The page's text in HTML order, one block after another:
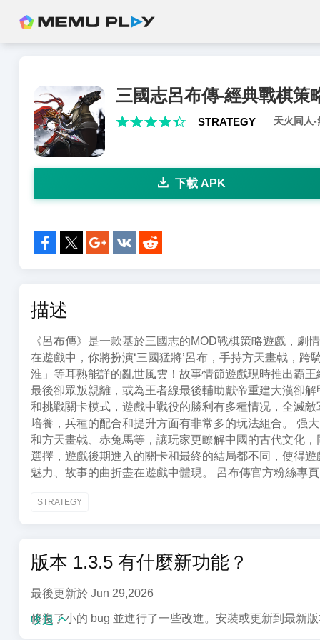
三國志呂布傳-經典戰棋策
STRATEGY 天火同人
下載 APK
描述
《呂布傳》是一款基於三國志的MOD戰棋策略遊戲，
在遊戲中，你將扮演‘三國猛將’呂布，手持方天畫戟，
淮」等耳熟能詳的亂世風雲！故事情節遊戲現時推出霸
最後卻眾叛親離，或為王者線最後輔助獻帝重建大漢卻
和挑戰關卡模式，遊戲中戰役的勝利有多種情况，全滅
培養，兵種的配合和提升方面有非常多的玩法組合。 强
和方天畫戟、赤兔馬等，讓玩家更瞭解中國的古代文化
選擇，遊戲後期進入的關卡和最終的結局都不同，使得
魅力、故事的曲折盡在遊戲中體現。 呂布傳官方粉絲專
STRATEGY
版本 1.3.5 有什麼新功能？
最後更新於 Jun 29,2026
修復了小的 bug 並進行了一些改進。安裝或更新到最新
收起